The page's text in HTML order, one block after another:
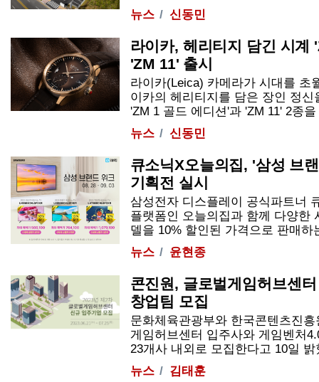
뉴스
신동민
라이카, 헤리티지 담긴 시계
'ZM 11' 출시
라이카(Leica) 카메라가 시대를 초
이카의 헤리티지를 담은 장인 정
'ZM 1 골드 에디션'과 'ZM 11' 2종
뉴스
신동민
큐소닉X오늘의집, '삼성 브
기획전 실시
삼성전자 디스플레이 공식파트너
플랫폼인 오늘의집과 함께 다양한
델을 10% 할인된 가격으로 판매
뉴스
윤현종
콘진원, 글로벌게임허브센
창업팀 모집
문화체육관광부와 한국콘텐츠진
게임허브센터 입주사와 게임벤처
23개사 내외로 모집한다고 10일
뉴스
김태훈